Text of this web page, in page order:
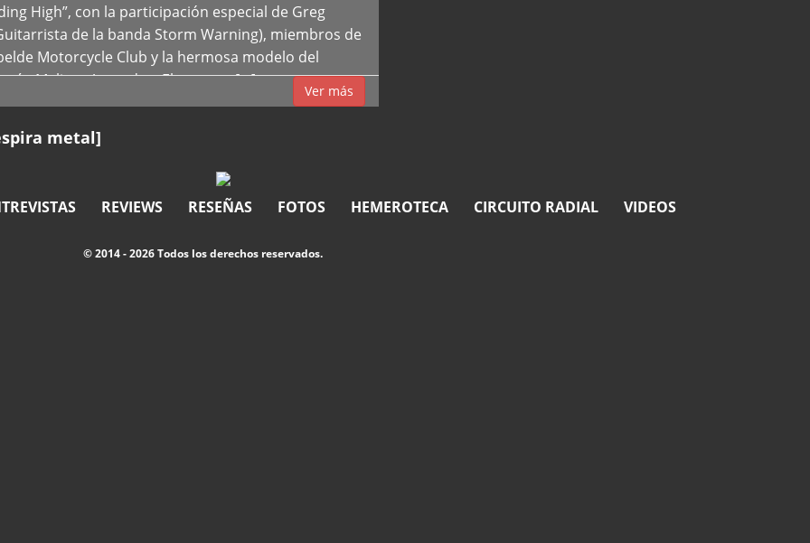
High”, con la participación especial de Greg
de la banda Storm Warning), miembros de
Motorcycle Club y la hermosa modelo del
Melissa Acevedo. El potente […]
Ver más
metal]
REVIEWS RESEÑAS FOTOS HEMEROTECA CIRCUITO RADIAL VIDEOS
© 2014 - 2026 Todos los derechos reservados.